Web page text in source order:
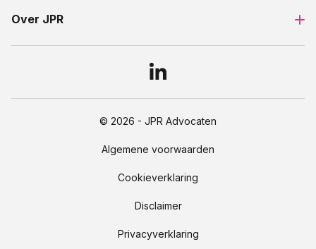
Over JPR
© 2026 - JPR Advocaten
Algemene voorwaarden
Cookieverklaring
Disclaimer
Privacyverklaring